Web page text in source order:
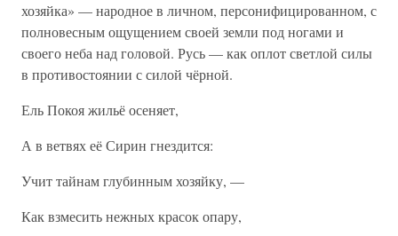
хозяйка» — народное в личном, персонифицированном, с
полновесным ощущением своей земли под ногами и
своего неба над головой. Русь — как оплот светлой силы
в противостоянии с силой чёрной.
Ель Покоя жильё осеняет,
А в ветвях её Сирин гнездится:
Учит тайнам глубинным хозяйку, —
Как взмесить нежных красок опару,